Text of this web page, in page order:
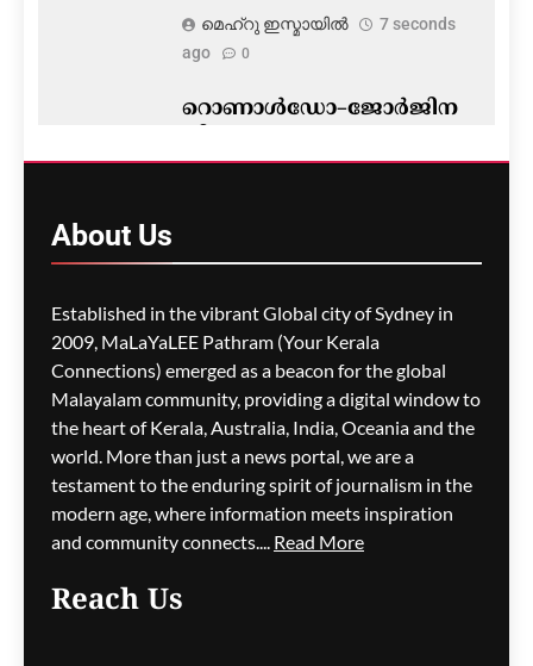
മെഹ്റു ഇസ്മായില്‍
7 seconds
ago
0
റൊണാൾഡോ–ജോർജിന
ഔദ്യോഗിക
ago
0
ഫിഫയ്ക്ക് പിഴവ്
പറ്റിയെന്ന് സെക്രട്ടറി
ജനറൽ;
ഇൻഫാന്റീനോയ്ക്ക്
പിന്തുണ ആവർത്തിച്ച്
ഭരണസമിതി
മെഹ്റു ഇസ്മായില്‍
About Us
Established in the vibrant Global city of Sydney in
2009, MaLaYaLEE Pathram (Your Kerala
Connections) emerged as a beacon for the global
Malayalam community, providing a digital window to
the heart of Kerala, Australia, India, Oceania and the
world. More than just a news portal, we are a
testament to the enduring spirit of journalism in the
modern age, where information meets inspiration
and community connects.... Read More
Reach Us